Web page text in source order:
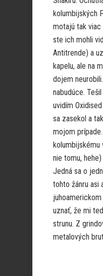
kolumbijských
motajú tak viac
ste ich mohli
Antitrende) a
kapelu, ale na
dojem
nabudúce.
uvidím
sa zasekol a
mojom
kolumbijskému
nie tomu,
Jedná sa o
tohto žánru asi
uznať, že mi
strunu. Z
metalových